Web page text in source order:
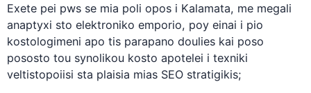
Exete pei pws se mia poli opos i Kalamata, me megali
anaptyxi sto elektroniko emporio, poy einai i pio
kostologimeni apo tis parapano doulies kai poso
pososto tou synolikou kosto apotelei i texniki
veltistopoiisi sta plaisia mias SEO stratigikis;